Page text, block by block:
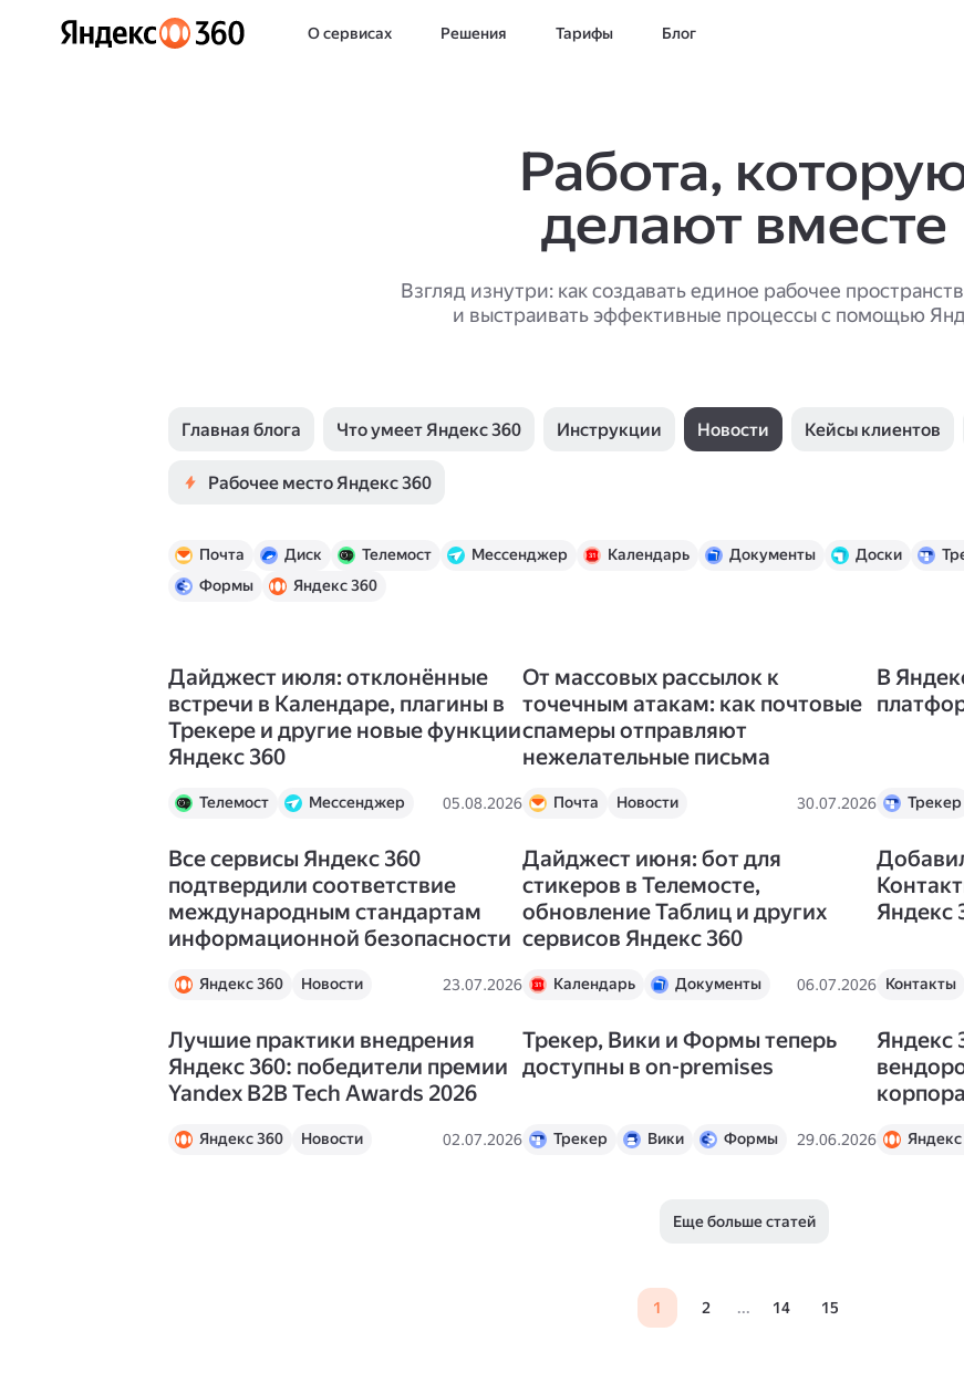
О сервисах Решения Тарифы Блог
Работа,
делают вместе
Взгляд изнутри: как создавать единое рабочее
и выстраивать эффективные процессы с помощью
Главная блога Что умеет Яндекс 360 Инструкции Новости Кейсы клиентов
Рабочее место Яндекс 360
Почта Диск Телемост Мессенджер Календарь Документы Доски
Формы
Яндекс 360
Дайджест июля: отклонённые
встречи в Календаре, плагины в
Трекере и другие новые функции
Яндекс 360
Телемост
Мессенджер
Трекер
Вики
Яндекс 360
Новости
05.08.2026
От массовых рассылок к
точечным атакам: как почтовые
спамеры отправляют
нежелательные письма
Почта Новости 30.07.2026
В
Трекер
Все сервисы Яндекс 360
подтвердили соответствие
международным стандартам
информационной безопасности
Яндекс 360 Новости 23.07.2026
Дайджест июня: бот для
стикеров в Телемосте,
обновление Таблиц и других
сервисов Яндекс 360
Календарь
Документы
Формы
Телемост
Новости
06.07.2026
Яндекс
Контакты
Лучшие практики внедрения
Яндекс 360: победители премии
Yandex B2B Tech Awards 2026
Яндекс 360 Новости 02.07.2026
Трекер, Вики и Формы теперь
доступны в on-premises
Трекер Вики
Формы
29.06.2026
Яндекс
Еще больше статей
1 2 ... 14 15